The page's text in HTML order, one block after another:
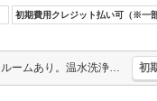
初期費用クレジット払い可（※一部
宅配ボックスあり。光インターネット・Wi-Fi月額無料。トランクルームあり。温水洗浄便座付き。オートロック。シャワー付独立洗面台。追焚給湯。TVモニターホン有。角部屋。システムキッチン。 初